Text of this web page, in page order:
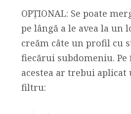
OPȚIONAL: Se poate
pe lângă a le avea la un
creăm câte un profil cu
fiecărui subdomeniu.
acestea ar trebui
filtru: